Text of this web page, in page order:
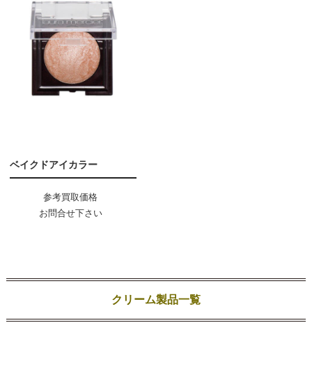
ベイクドアイカラー
参考買取価格
お問合せ下さい
クリーム製品一覧